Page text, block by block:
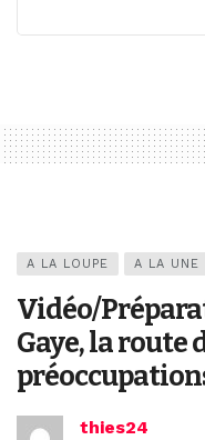
A LA LOUPE A LA UNE
Vidéo/
Gaye, la route
thies24